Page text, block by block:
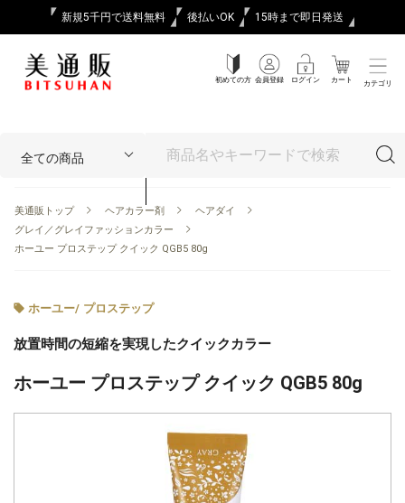
新規5千円で送料無料 後払いOK 15時まで即日発送
初めての方 会員登録 ログイン カート カテゴリ
美通販トップ ヘアカラー剤
ヘアダイ
グレイ／グレイファッションカラー
ホーユー プロステップ クイック QGB5 80g
ホーユー/ プロステップ
放置時間の短縮を実現したクイックカラー
ホーユー プロステップ クイック QGB5 80g